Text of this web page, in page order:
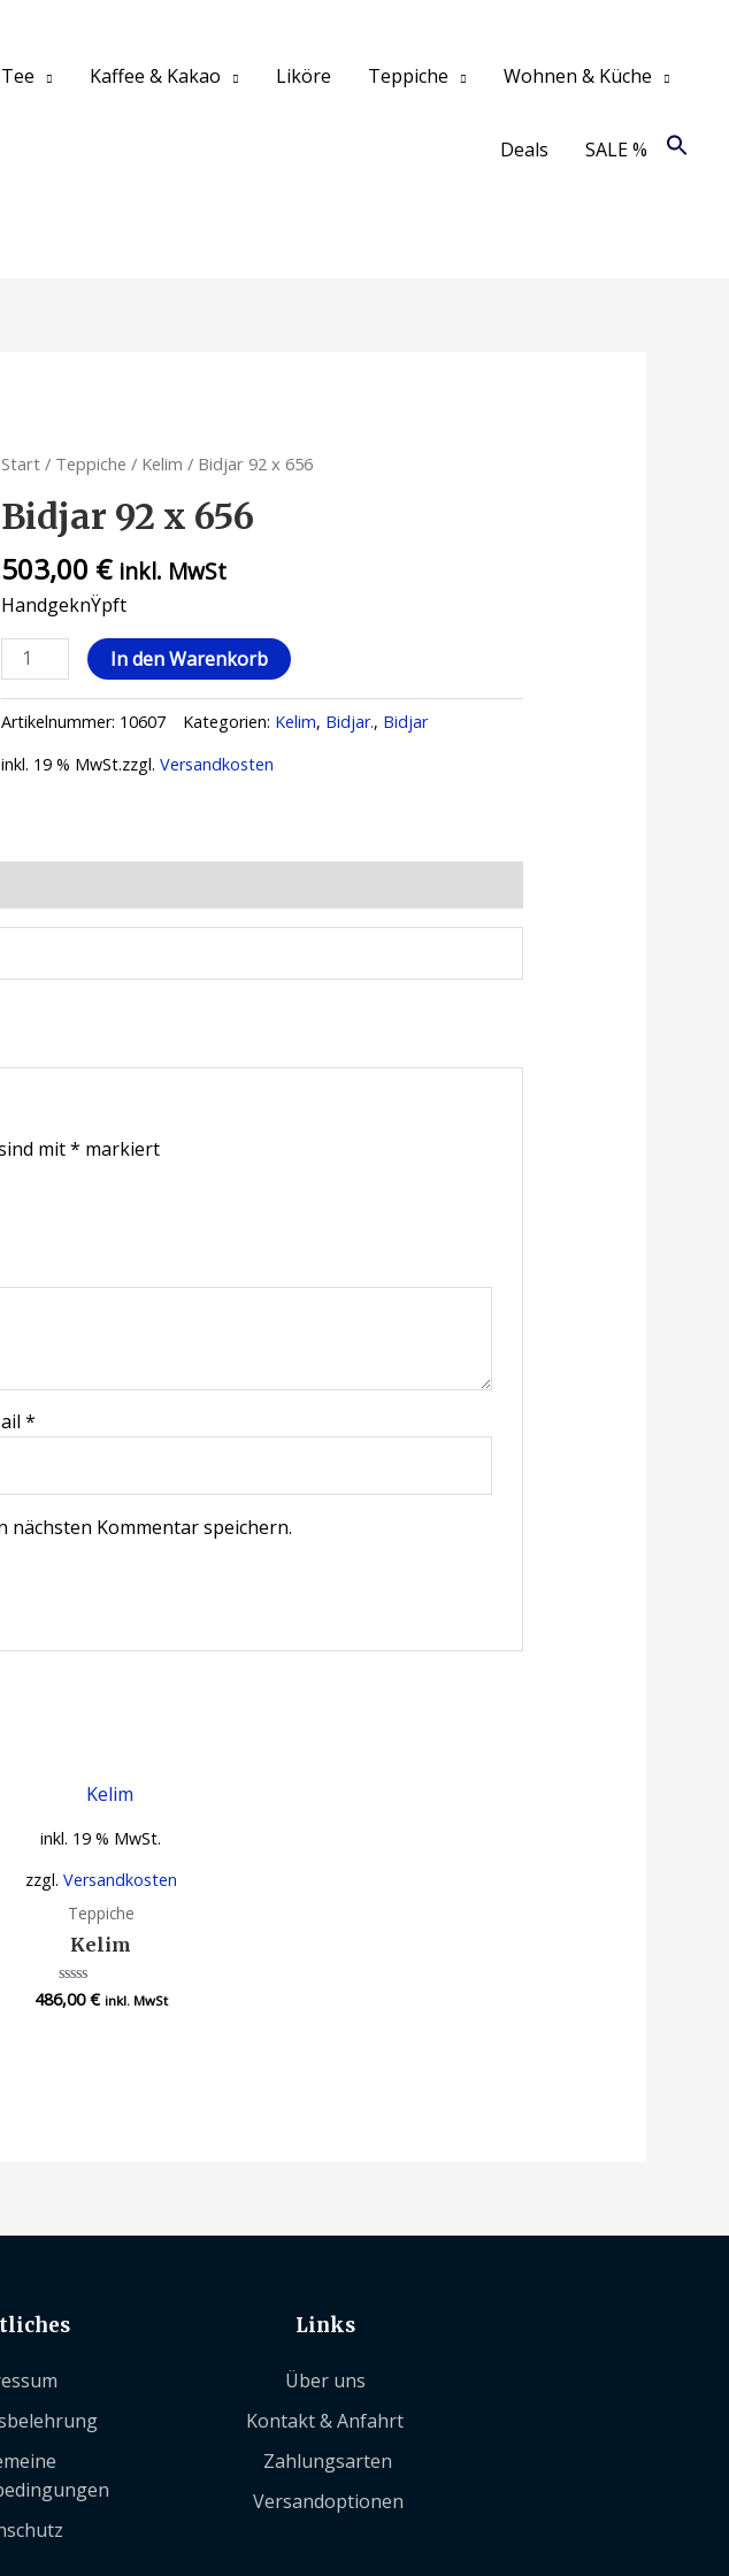
Tee Kaffee & Kakao Liköre Teppiche Wohnen & Küche
Deals SALE %
Start / Teppiche / Kelim / Bidjar 92 x 656
Bidjar 92 x 656
503,00 € inkl. MwSt
HandgeknŸpft
In den Warenkorb
Artikelnummer: 10607 Kategorien: Kelim, Bidjar., Bidjar
inkl. 19 % MwSt.zzgl.Versandkosten
mit* markiert
*
nächsten Kommentar speichern.
inkl. 19 % MwSt.
zzgl. Versandkosten
Teppiche
Kelim
Bewertet
mit
486,00€ inkl. MwSt
Links
Über uns
Kontakt & Anfahrt
Zahlungsarten
Versandoptionen